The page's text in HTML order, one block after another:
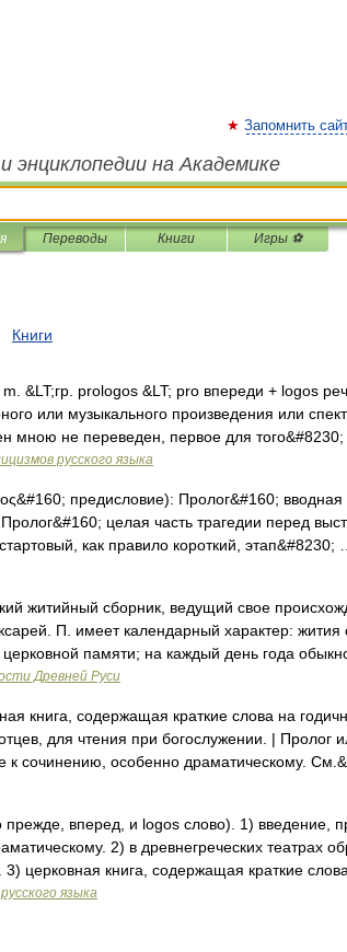
Запомнить
энциклопедии на Академике
Переводы Книги Игры ⚽
Книги
&LT;гр. prologos &LT; pro впереди + logos
или музыкального произведения или
мною не переведен, первое для того&#8230;
русского языка
предисловие): Пролог&#160; вводная
целая часть трагедии перед
как правило короткий, этап&#8230; …
житийный сборник, ведущий свое
П. имеет календарный характер:
церковной памяти; на каждый день года
Древней Руси
книга, содержащая краткие слова на
для чтения при богослужении. | Пролог
к сочинению, особенно драматическому.
вперед, и logos слово). 1) введение,
2) в древнегреческих театрах
церковная книга, содержащая краткие
языка